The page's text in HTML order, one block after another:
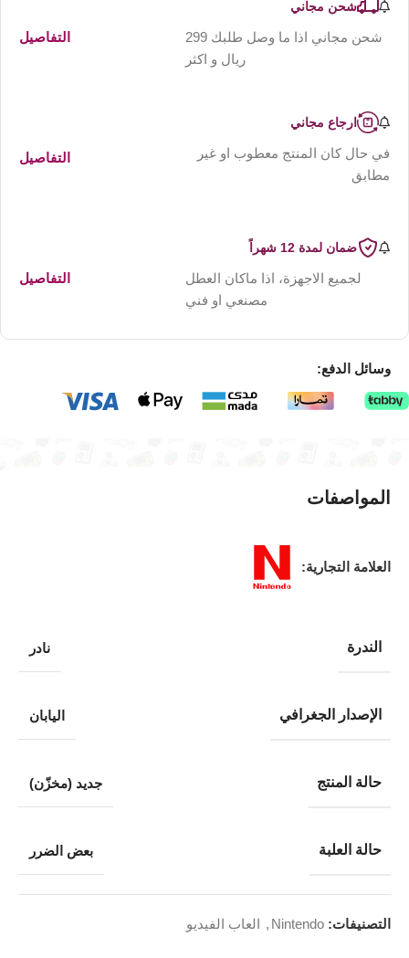
شحن مجاني
شحن مجاني اذا ما وصل طلبك 299
ريال و اكثر
التفاصيل
ارجاع مجاني
في حال كان المنتج معطوب او غير
مطابق
التفاصيل
ضمان لمدة 12 شهراً
لجميع الاجهزة، اذا ماكان العطل
مصنعي او فني
التفاصيل
وسائل الدفع:
المواصفات
العلامة التجارية:
الندرة نادر
الإصدار الجغرافي اليابان
حالة المنتج جديد (مخزّن)
حالة العلبة بعض الضرر
التصنيفات: Nintendo
, العاب الفيديو